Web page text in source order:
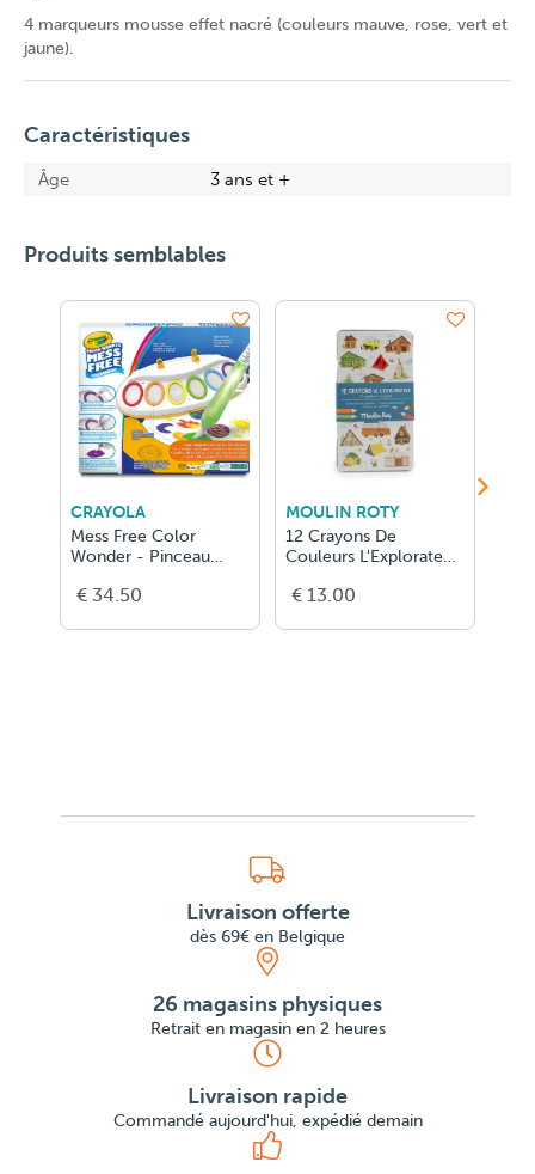
4 marqueurs mousse effet nacré (couleurs mauve, rose, vert et
jaune).
Caractéristiques
Âge 3 ans et +
Produits semblables
CRAYOLA
Mess Free Color
Wonder - Pinceau
€ 34.50
MOULIN ROTY
12 Crayons De
Couleurs L'Explorateur
€ 13.00
Livraison offerte
dès 69€ en Belgique
26 magasins physiques
Retrait en magasin en 2 heures
Livraison rapide
Commandé aujourd'hui, expédié demain